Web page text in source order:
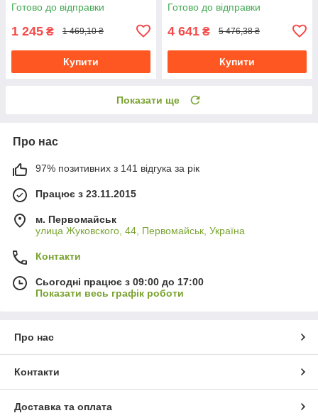
Готово до відправки
1 245 ₴ 1 469,10 ₴
Купити
Готово до відправки
4 641 ₴ 5 476,38 ₴
Купити
Показати ще
Про нас
97% позитивних з 141 відгука за рік
Працює з 23.11.2015
м. Первомайськ
улица Жуковского, 44, Первомайськ, Україна
Контакти
Сьогодні працює з 09:00 до 17:00
Показати весь графік роботи
Про нас
Контакти
Доставка та оплата